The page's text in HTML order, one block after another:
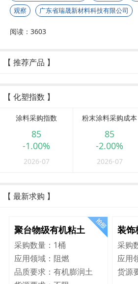
观察
广东省瑞晟新材料科技有限公司
阅读：3603
【 推荐产品 】
【 化塑指数 】
涂料采购指数
85
-1.00%
2026-07
粉末涂料采购成本
85
-2.00%
2026-07
【 最新求购 】
聚台物级有机粘土
采购数量： 1桶
应用领域： 阻燃
品质要求： 有机膨润土
装饰
采购
应用
货源